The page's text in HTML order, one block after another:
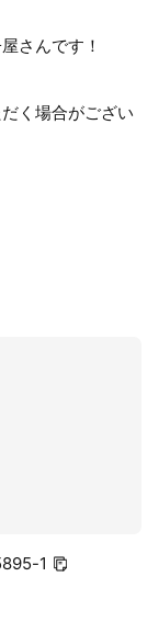
ートとは違う品の
さんです！
く場合がござい
1